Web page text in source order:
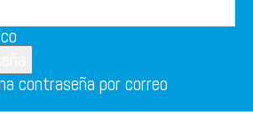
contraseña por correo